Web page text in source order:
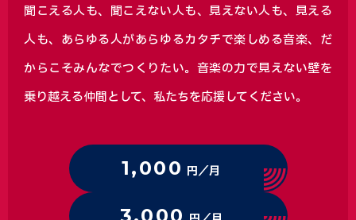
聞こえる人も、聞こえない人も、見えない人も、見える
人も、あらゆる人があらゆるカタチで楽しめる音楽、 だ
からこそみんなでつくりたい。音楽の力で見えない壁を
乗り越える仲間として、私たちを応援してください。
1,000 円／月